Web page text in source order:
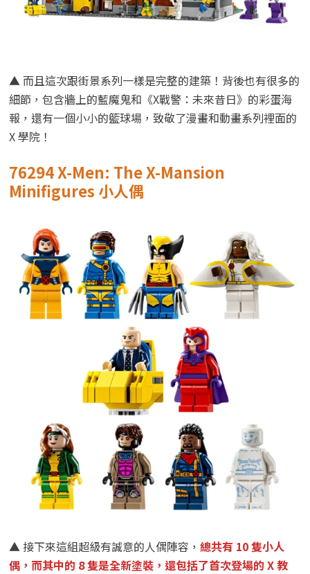
▲ 而且這次跟街景系列一樣是完整的建築！背後也有很多的
細節，包含牆上的藍魔鬼和《X戰警：未來昔日》的彩蛋海
報，還有一個小小的籃球場，致敬了漫畫和動畫系列裡面的
X 學院！
76294 X-Men: The X-Mansion
Minifigures 小人偶
▲ 接下來這組超級有誠意的人偶陣容， 總共有 10 隻小人
偶，而其中的 8 隻是全新塗裝，還包括了首次登場的 X 教